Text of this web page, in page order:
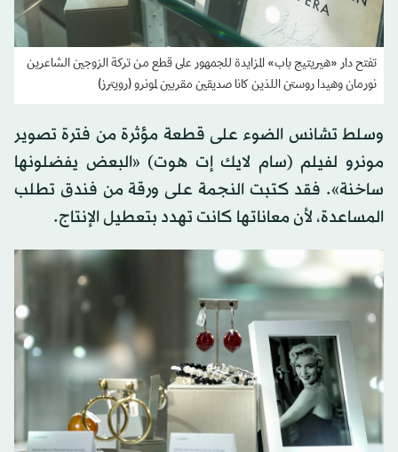
تفتح دار «هيريتيج باب» المزايدة للجمهور على قطع من تركة الزوجين الشاعرين
نورمان وهيدا روستن اللذين كانا صديقين مقربين لمونرو (رويترز)
وسلط تشانس الضوء على قطعة مؤثرة من فترة تصوير
مونرو لفيلم (سام لايك إت هوت) «البعض يفضلونها
ساخنة». فقد كتبت النجمة على ورقة من فندق تطلب
المساعدة، لأن معاناتها كانت تهدد بتعطيل الإنتاج.